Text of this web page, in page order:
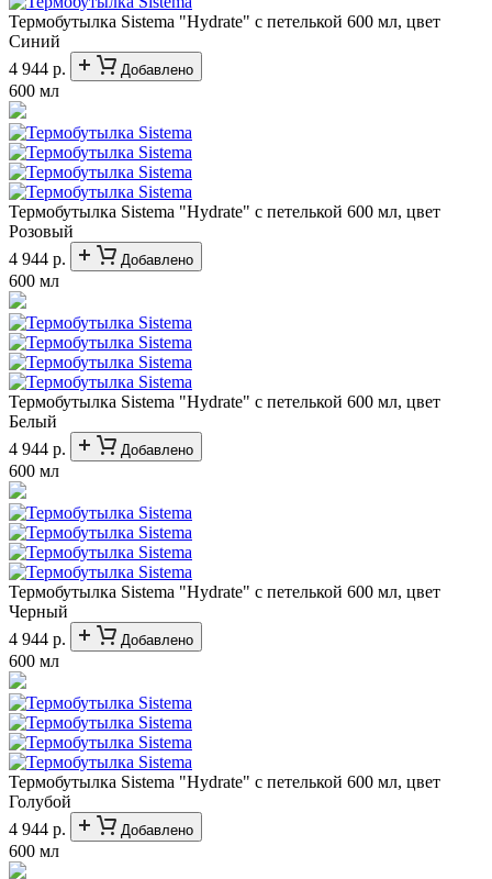
Термобутылка Sistema "Hydrate" с петелькой 600 мл, цвет
Синий
4 944 р.
Добавлено
600 мл
Термобутылка Sistema "Hydrate" с петелькой 600 мл, цвет
Розовый
4 944 р.
Добавлено
600 мл
Термобутылка Sistema "Hydrate" с петелькой 600 мл, цвет
Белый
4 944 р.
Добавлено
600 мл
Термобутылка Sistema "Hydrate" с петелькой 600 мл, цвет
Черный
4 944 р.
Добавлено
600 мл
Термобутылка Sistema "Hydrate" с петелькой 600 мл, цвет
Голубой
4 944 р.
Добавлено
600 мл